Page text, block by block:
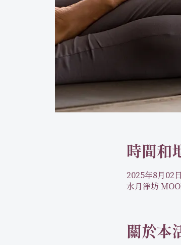
時間和
2025年8月02
水月淨坊
關於本